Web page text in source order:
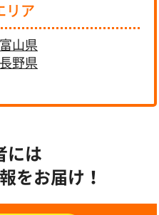
リア
富山県
長野県
には
をお届け！